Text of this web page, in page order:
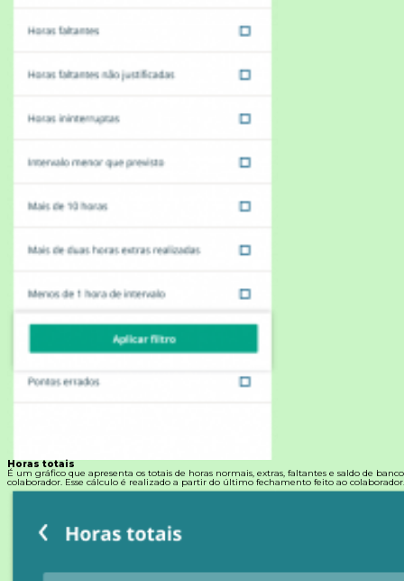
Horas totais
É um gráfico que apresenta os totais de horas normais, extras, faltantes e saldo de
colaborador. Esse cálculo é realizado a partir do último fechamento feito ao colaborador.